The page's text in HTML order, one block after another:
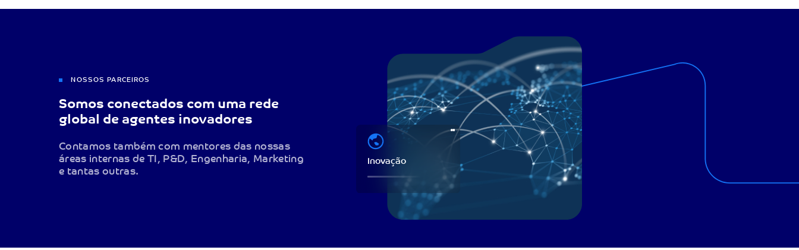
NOSSOS PARCEIROS
Somos conectados com uma rede
global de agentes inovadores
Contamos também com mentores das nossas
áreas internas de TI, P&D, Engenharia, Marketing
e tantas outras.
Inovação